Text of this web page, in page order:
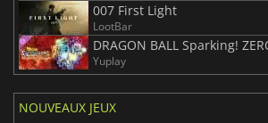
007 First Light
LootBar
Yuplay
NOUVEAUX JEUX